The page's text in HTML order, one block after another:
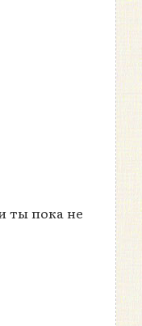
ты пока не